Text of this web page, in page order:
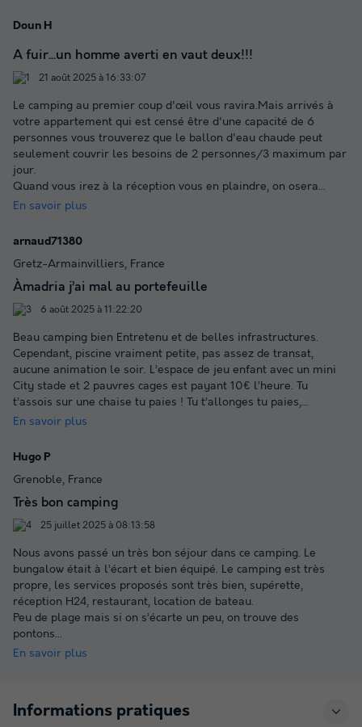
Doun H
A fuir...un homme averti en vaut deux!!!
21 août 2025 à 16:33:07
Le camping au premier coup d'œil vous ravira.Mais arrivés à
votre appartement qui est censé être d'une capacité de 6
personnes vous trouverez que le ballon d'eau chaude peut
seulement couvrir les besoins de 2 personnes/3 maximum par
jour.
Quand vous irez à la réception vous en plaindre, on osera...
En savoir plus
arnaud71380
Gretz-Armainvilliers, France
Àmadria j’ai mal au portefeuille
6 août 2025 à 11:22:20
Beau camping bien Entretenu et de belles infrastructures.
Cependant, piscine vraiment petite, pas assez de transat,
aucune animation le soir. L’espace de jeu enfant avec un mini
City stade et 2 pauvres cages est payant 10€ l’heure. Tu
t’assois sur une chaise tu paies ! Tu t’allonges tu paies,...
En savoir plus
Hugo P
Grenoble, France
Très bon camping
25 juillet 2025 à 08:13:58
Nous avons passé un très bon séjour dans ce camping. Le
bungalow était à l’écart et bien équipé. Le camping est très
propre, les services proposés sont très bien, supérette,
réception H24, restaurant, location de bateau.
Peu de plage mais si on s’écarte un peu, on trouve des
pontons...
En savoir plus
Informations pratiques